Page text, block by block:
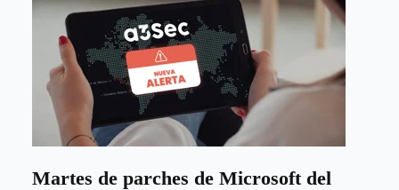
Martes de parches de Microsoft del